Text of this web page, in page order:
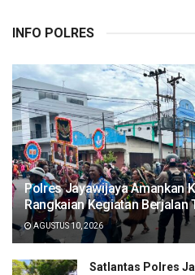
INFO POLRES
Polres Jayawijaya Amankan
Rangkaian Kegiatan Berjalan
AGUSTUS 10, 2026
Satlantas Polres